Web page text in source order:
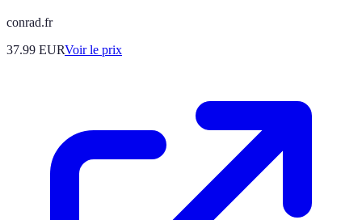
conrad.fr
37.99 EURVoir le prix